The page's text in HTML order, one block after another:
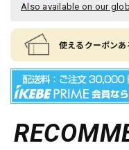
Also available on our
使えるクーポン